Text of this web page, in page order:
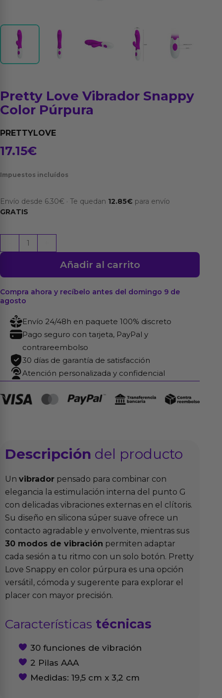
Pretty Love Vibrador Snappy
Color Púrpura
PRETTYLOVE
17.15€
Impuestos incluídos
Envío desde 6.30€ · Te quedan 12.85€ para envío
GRATIS
Love
Snappy
Color
Púrpura
cantidad
Añadir al carrito
Compra ahora y recíbelo antes del domingo 9 de
agosto
Envío 24/48h en paquete 100% discreto
Pago seguro con tarjeta, PayPal y
contrareembolso
30 días de garantía de satisfacción
Atención personalizada y confidencial
Descripción del producto
Un vibrador pensado para combinar con
elegancia la estimulación interna del punto G
con delicadas vibraciones externas en el clítoris.
Su diseño en silicona súper suave ofrece un
contacto agradable y envolvente, mientras sus
30 modos de vibración permiten adaptar
cada sesión a tu ritmo con un solo botón. Pretty
Love Snappy en color púrpura es una opción
versátil, cómoda y sugerente para explorar el
placer con mayor precisión.
Características técnicas
30 funciones de vibración
2 Pilas AAA
Medidas: 19,5 cm x 3,2 cm